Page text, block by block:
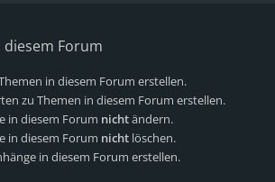
Forum
in diesem Forum erstellen.
zu Themen in diesem Forum erstellen.
in diesem Forum nichtändern.
in diesem Forum nicht löschen.
in diesem Forum erstellen.